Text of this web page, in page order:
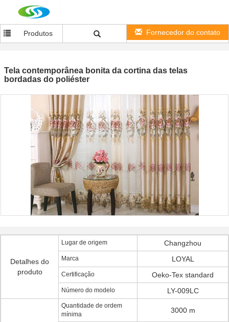
Produtos Fornecedor do contato
Tela contemporânea bonita da cortina das telas
bordadas do poliéster
Detalhes do
produto
Lugar de origem Changzhou
Marca LOYAL
Certificação Oeko-Tex standard
Número do modelo LY-009LC
Quantidade de ordem
mínima
3000 m